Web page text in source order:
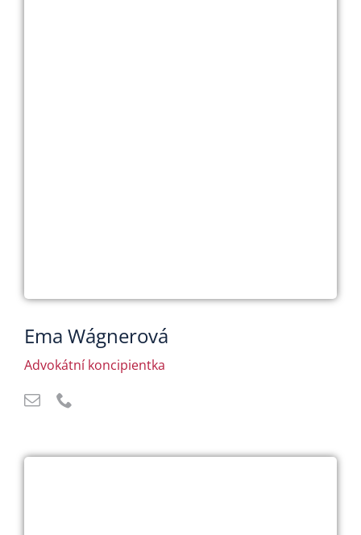
Ema Wágnerová
Advokátní koncipientka